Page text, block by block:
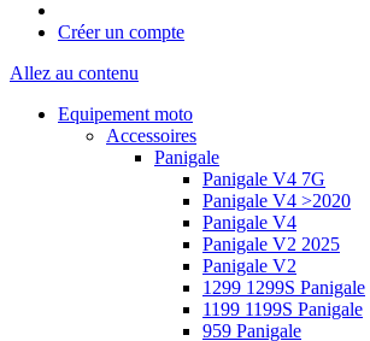
Créer un compte
Allez au contenu
Equipement moto
Accessoires
Panigale
Panigale V4 7G
Panigale V4 >2020
Panigale V4
Panigale V2 2025
Panigale V2
1299 1299S Panigale
1199 1199S Panigale
959 Panigale